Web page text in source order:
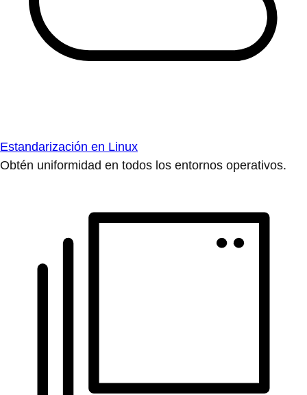
Estandarización en Linux
Obtén uniformidad en todos los entornos operativos.